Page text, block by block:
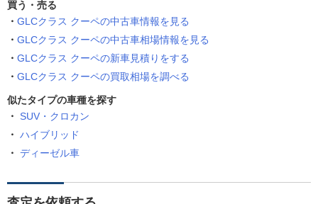
買う・売る
GLCクラス クーペの中古車情報を見る
GLCクラス クーペの中古車相場情報を見る
GLCクラス クーペの新車見積りをする
GLCクラス クーペの買取相場を調べる
似たタイプの車種を探す
SUV・クロカン
ハイブリッド
ディーゼル車